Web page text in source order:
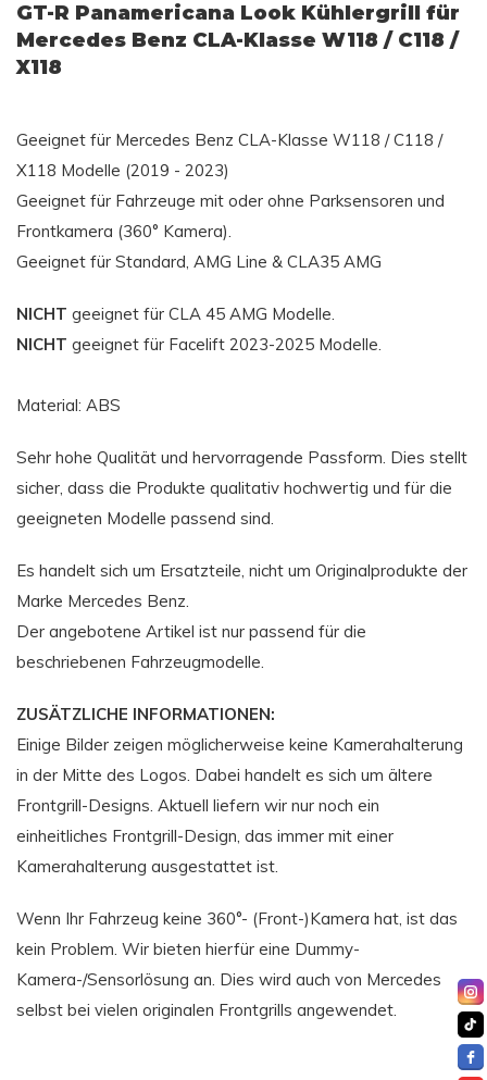
GT-R Panamericana Look Kühlergrill für
Mercedes Benz CLA-Klasse W118 / C118 /
X118
Geeignet für Mercedes Benz CLA-Klasse W118 / C118 /
X118 Modelle (2019 - 2023)
Geeignet für Fahrzeuge mit oder ohne Parksensoren und
Frontkamera (360° Kamera).
Geeignet für Standard, AMG Line & CLA35 AMG
NICHT geeignet für CLA 45 AMG Modelle.
NICHT geeignet für Facelift 2023-2025 Modelle.
Material: ABS
Sehr hohe Qualität und hervorragende Passform. Dies stellt
sicher, dass die Produkte qualitativ hochwertig und für die
geeigneten Modelle passend sind.
Es handelt sich um Ersatzteile, nicht um Originalprodukte der
Marke Mercedes Benz.
Der angebotene Artikel ist nur passend für die
beschriebenen Fahrzeugmodelle.
ZUSÄTZLICHE INFORMATIONEN:
Einige Bilder zeigen möglicherweise keine Kamerahalterung
in der Mitte des Logos. Dabei handelt es sich um ältere
Frontgrill-Designs. Aktuell liefern wir nur noch ein
einheitliches Frontgrill-Design, das immer mit einer
Kamerahalterung ausgestattet ist.
Wenn Ihr Fahrzeug keine 360°- (Front-)Kamera hat, ist das
kein Problem. Wir bieten hierfür eine Dummy-
Kamera-/Sensorlösung an. Dies wird auch von Mercedes
selbst bei vielen originalen Frontgrills angewendet.